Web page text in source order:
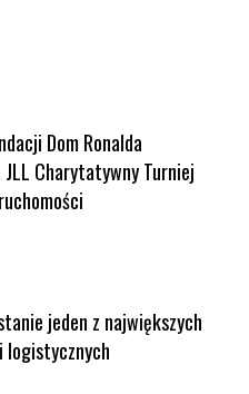
Dom Ronalda
JLL Charytatywny Turniej
jeden z największych
logistycznych